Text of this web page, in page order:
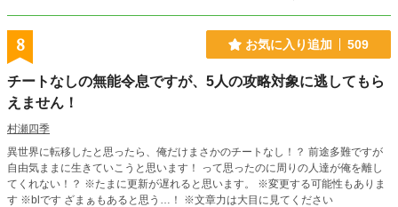
8 お気に入り追加 509
チートなしの無能令息ですが、5人の攻略対象に逃してもら
えません！
村瀬四季
異世界に転移したと思ったら、俺だけまさかのチートなし！？ 前途多難ですが
自由気ままに生きていこうと思います！ って思ったのに周りの人達が俺を離し
てくれない！？ ※たまに更新が遅れると思います。 ※変更する可能性もありま
す ※blです ざまぁもあると思う…！ ※文章力は大目に見てください